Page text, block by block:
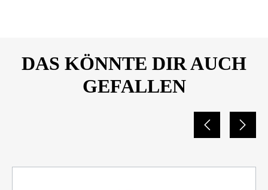
DAS KÖNNTE DIR AUCH
GEFALLEN